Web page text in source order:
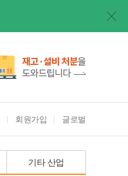
회원가입 글로벌
기타 산업